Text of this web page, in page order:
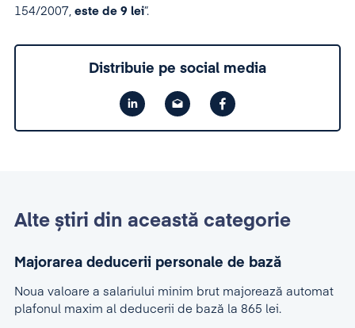
154/2007, este de 9 lei”.
Distribuie pe social media
Alte știri din această categorie
Majorarea deducerii personale de bază
Noua valoare a salariului minim brut majorează automat
plafonul maxim al deducerii de bază la 865 lei.